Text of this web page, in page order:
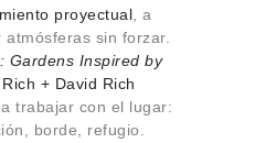
proyectual , a
sin forzar.
Gardens Inspired by
+ David Rich
trabajar con el lugar:
borde, refugio.